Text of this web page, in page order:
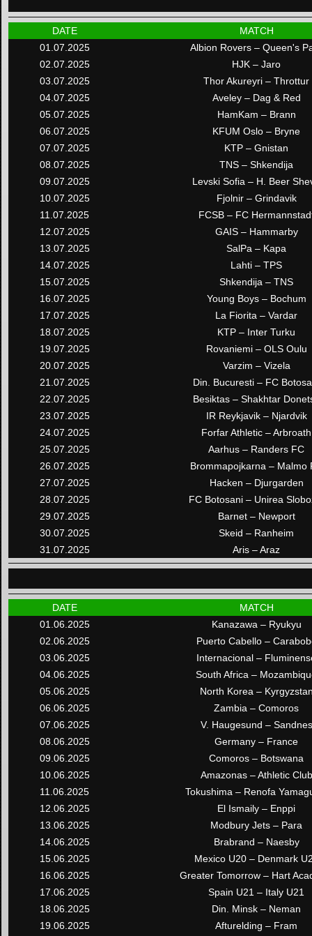
DATE
MATCH
01.07.2025
Albion Rovers – Queen's
02.07.2025
HJK – Jaro
03.07.2025
Thor Akureyri – Throttur
04.07.2025
Aveley – Dag & Red
05.07.2025
HamKam – Brann
06.07.2025
KFUM Oslo – Bryne
07.07.2025
KTP – Gnistan
08.07.2025
TNS – Shkendija
09.07.2025
Levski Sofia – H. Beer
10.07.2025
Fjolnir – Grindavik
11.07.2025
FCSB – FC
12.07.2025
GAIS – Hammarby
13.07.2025
SalPa – Kapa
14.07.2025
Lahti – TPS
15.07.2025
Shkendija – TNS
16.07.2025
Young Boys – Bochum
17.07.2025
La Fiorita – Vardar
18.07.2025
KTP – Inter Turku
19.07.2025
Rovaniemi – OLS Oulu
20.07.2025
Varzim – Vizela
21.07.2025
Din. Bucuresti – FC
22.07.2025
Besiktas – Shakhtar
23.07.2025
IR Reykjavik – Njardvik
24.07.2025
Forfar Athletic – Arbroath
25.07.2025
Aarhus – Randers FC
26.07.2025
Brommapojkarna – Malmo
27.07.2025
Hacken – Djurgarden
28.07.2025
FC Botosani – Unirea
29.07.2025
Barnet – Newport
30.07.2025
Skeid – Ranheim
31.07.2025
Aris – Araz
DATE
MATCH
01.06.2025
Kanazawa – Ryukyu
02.06.2025
Puerto Cabello –
03.06.2025
Internacional –
04.06.2025
South Africa –
05.06.2025
North Korea –
06.06.2025
Zambia – Comoros
07.06.2025
V. Haugesund – Sandnes
08.06.2025
Germany – France
09.06.2025
Comoros – Botswana
10.06.2025
Amazonas – Athletic Club
11.06.2025
Tokushima – Renofa
12.06.2025
El Ismaily – Enppi
13.06.2025
Modbury Jets – Para
14.06.2025
Brabrand – Naesby
15.06.2025
Mexico U20 – Denmark
16.06.2025
Greater Tomorrow – Hart
17.06.2025
Spain U21 – Italy U21
18.06.2025
Din. Minsk – Neman
19.06.2025
Afturelding – Fram